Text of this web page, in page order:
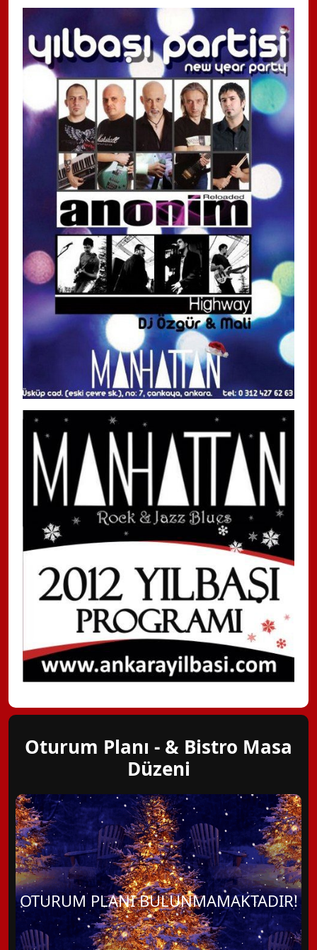
Oturum Planı - & Bistro Masa
Düzeni
OTURUM PLANI BULUNMAMAKTADIR!